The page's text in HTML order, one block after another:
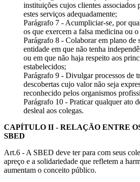
instituições cujos clientes associados
estes serviços adequadamente;
Parágrafo 7 - Acumpliciar-se, por
os que exercem a falsa medicina ou
Parágrafo 8 - Colaborar em plano de
entidade em que não tenha
ou em que não haja respeito aos
estabelecidos;
Parágrafo 9 - Divulgar processos de
descobertas cujo valor não seja
reconhecido pelos organismos
Parágrafo 10 - Praticar qualquer ato
desleal aos colegas.
CAPÍTULO II - RELAÇÃO ENTRE
SBED
Art.6 - A SBED deve ter para com seus
apreço e a solidariedade que refletem a
aumentam o conceito público.